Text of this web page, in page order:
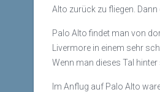
Alto zurück zu fliegen.
Palo Alto findet man von
Livermore in einem sehr
Wenn man dieses Tal
Im Anflug auf Palo Alto